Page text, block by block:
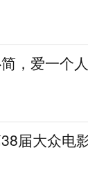
，爱一个
届大众电